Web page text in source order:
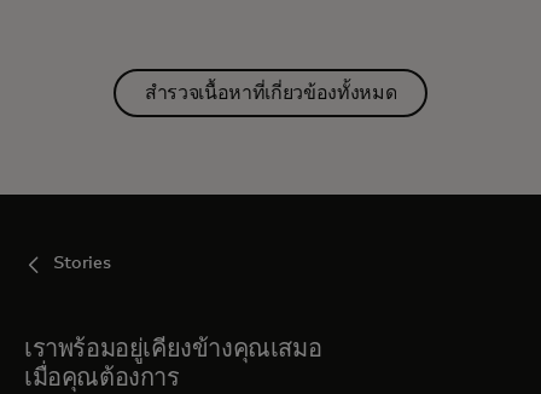
สำรวจเนื้อหาที่เกี่ยวข้องทั้งหมด
Stories
เราพร้อมอยู่เคียงข้างคุณเสมอ
เมื่อคุณต้องการ